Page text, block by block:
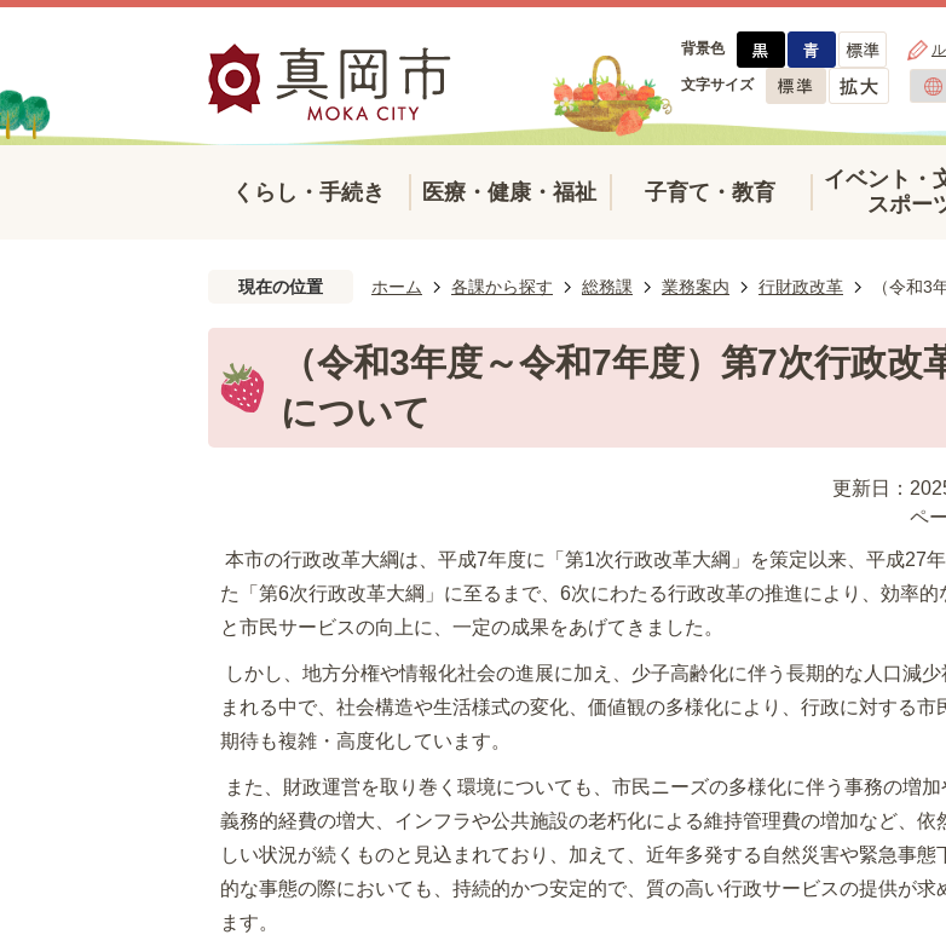
背景色
文字サイズ
くらし・手続き 医療・健康・福祉 子育て・教育
イベント・
スポー
現在の位置 ホーム 各課から探す 総務課 業務案内 行財政改革 （令和3
（令和3年度～令和7年度）第7次行政改
について
更新日：
ペ
本市の行政改革大綱は、平成7年度に「第1次行政改革大綱」を策定以来、平成27
た「第6次行政改革大綱」に至るまで、6次にわたる行政改革の推進により、効率的
と市民サービスの向上に、一定の成果をあげてきました。
しかし、地方分権や情報化社会の進展に加え、少子高齢化に伴う長期的な人口減少
まれる中で、社会構造や生活様式の変化、価値観の多様化により、行政に対する市
期待も複雑・高度化しています。
また、財政運営を取り巻く環境についても、市民ニーズの多様化に伴う事務の増
義務的経費の増大、インフラや公共施設の老朽化による維持管理費の増加など、依
しい状況が続くものと見込まれており、加えて、近年多発する自然災害や緊急事態
的な事態の際においても、持続的かつ安定的で、質の高い行政サービスの提供が求
ます。